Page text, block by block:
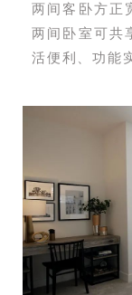
两间客卧方正
两间卧室可共
活便利、功能